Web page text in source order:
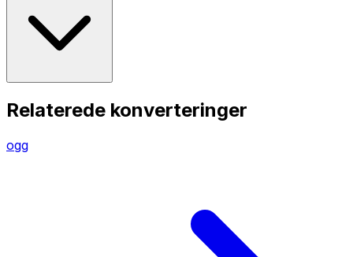
Relaterede konverteringer
ogg